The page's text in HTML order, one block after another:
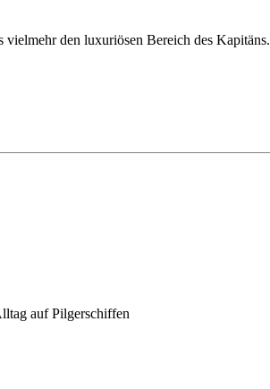
den luxuriösen Bereich des Kapitäns.
auf Pilgerschiffen